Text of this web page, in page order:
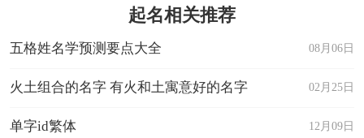
对于其人性格、职业、运命富于变化之中早年运缺
乏明显的暗灵作用，但于其人成为一定之性向类型
(按：包含福德之意义。)
外格：
起名相关推荐
08月06日
五格姓名学预测要点大全
02月25日
火土组合的名字 有火和土寓意好的名字
12月09日
单字id繁体